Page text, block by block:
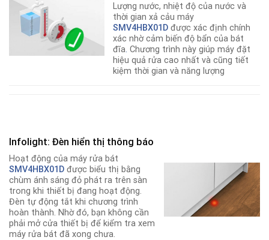
Lượng nước, nhiệt độ của nước và
thời gian xả cảu máy
SMV4HBX01D được xác định chính
xác nhờ cảm biến độ bẩn của bát
đĩa. Chương trình này giúp máy đặt
hiệu quả rửa cao nhất và cũng tiết
kiệm thời gian và năng lượng
Infolight: Đèn hiển thị thông báo
Hoạt động của máy rửa bát
SMV4HBX01D được biểu thị bằng
chùm ánh sáng đỏ phát ra trên sàn
trong khi thiết bị đang hoạt động.
Đèn tự động tắt khi chương trình
hoàn thành. Nhờ đó, bạn không cần
phải mở cửa thiết bị để kiểm tra xem
máy rửa bát đã xong chưa.